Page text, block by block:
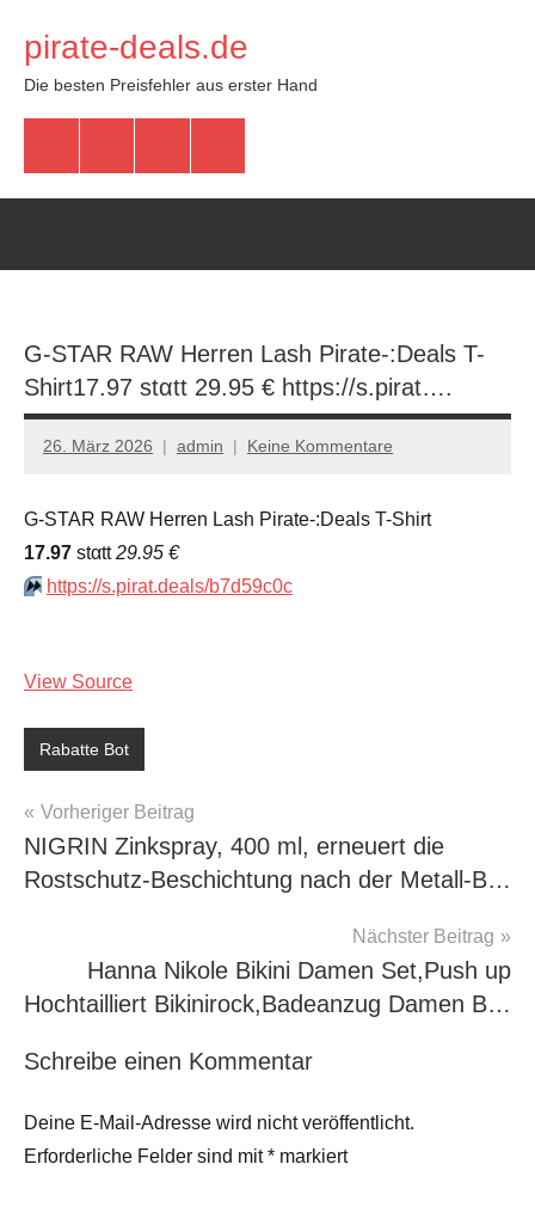
Inhalt
springen
pirate-deals.de
Die besten Preisfehler aus erster Hand
G-STAR RAW Herren Lash Pirate-:Deals T-
Shirt17.97 stαtt 29.95 € https://s.pirat….
26. März 2026 admin Keine Kommentare
G-STAR RAW Herren Lash Pirate-:Deals T-Shirt
17.97 stαtt29.95 €
⏩️ https://s.pirat.deals/b7d59c0c
View Source
Rabatte Bot
Beitragsnavigation
Vorheriger Beitrag
NIGRIN Zinkspray, 400 ml, erneuert die
Rostschutz-Beschichtung nach der Metall-B…
Nächster Beitrag
Hanna Nikole Bikini Damen Set,Push up
Hochtailliert Bikinirock,Badeanzug Damen B…
Schreibe einen Kommentar
Deine E-Mail-Adresse wird nicht veröffentlicht.
Erforderliche Felder sind mit* markiert